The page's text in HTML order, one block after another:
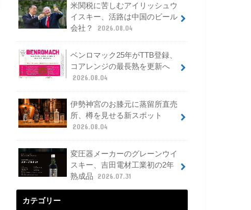
米関税に苦しむアイリッシュウ
イスキー、活路は中国のビール
会社？
2026.08.04
ベンロマック25年がTTB登録、
コアレンジの最長熟を更新へ
2026.08.04
伊勢神宮のお膝元に蒸留所直売
所、樽を見せる新スポット
2026.08.04
変圧器メーカーのグレーンウイ
スキー、吉田電材工業初の2年
熟成品
2026.07.31
カテゴリー